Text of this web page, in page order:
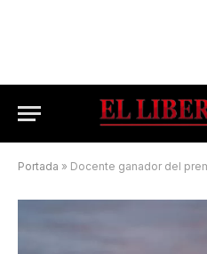
Portada » Docente ganador del premio